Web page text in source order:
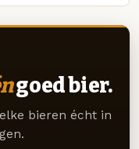
goed bier.
bieren écht in